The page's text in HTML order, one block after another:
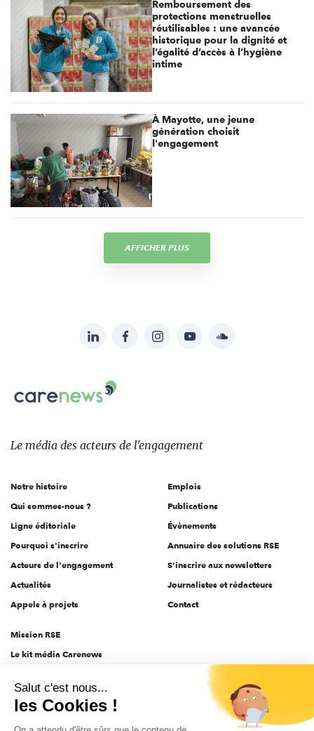
Remboursement des
protections menstruelles
réutilisables : une avancée
historique pour la dignité et
l’égalité d’accès à l’hygiène
intime
À Mayotte, une jeune
génération choisit
l'engagement
AFFICHER PLUS
sur:
LinkedInFacebookInstagramYouTubeSoundcloud
Carenews,
Le
des
l'engagement
Le média des acteurs de l'engagement
Notre histoire
Qui sommes-nous ?
Ligne éditoriale
Pourquoi s'inscrire
Acteurs de l'engagement
Actualités
Appels à projets
Emplois
Publications
Évènements
Annuaire des solutions RSE
S'inscrire aux newsletters
Journalistes et rédacteurs
Contact
Mission RSE
Le kit média Carenews
AEF info
Novethic
Salut c'est nous...
les Cookies !